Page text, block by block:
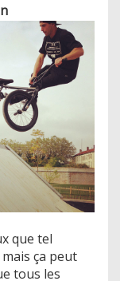
que tel
ça peut
tous les